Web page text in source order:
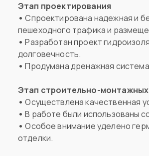
Этап проектирования
• Спроектирована надежная и
пешеходного трафика и
• Разработан проект
долговечность.
• Продумана дренажная
Этап строительно-
• Осуществлена качественная
• В работе были использованы
• Особое внимание уделено
отделки.